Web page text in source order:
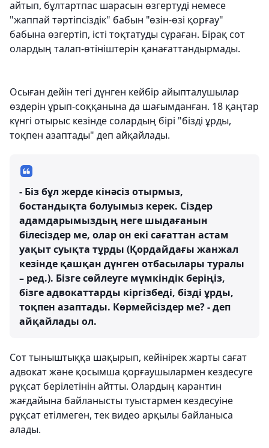
айтып, бұлтартпас шарасын өзгертуді немесе
"жаппай тәртіпсіздік" бабын "өзін-өзі қорғау"
бабына өзгертіп, істі тоқтатуды сұраған. Бірақ сот
олардың талап-өтініштерін қанағаттандырмады.
Осыған дейін тегі дүнген кейбір айыпталушылар
өздерін ұрып-соққанына да шағымданған. 18 қаңтар
күнгі отырыс кезінде солардың бірі "бізді ұрды,
тоқпен азаптады" деп айқайлады.
- Біз бұл жерде кінәсіз отырмыз,
бостандықта болуымыз керек. Сіздер
адамдарымыздың неге шыдағанын
білесіздер ме, олар он екі сағаттан астам
уақыт суықта тұрды (Қордайдағы жанжал
кезінде қашқан дүнген отбасылары туралы
– ред.). Бізге сөйлеуге мүмкіндік беріңіз,
бізге адвокаттарды кіргізбеді, бізді ұрды,
тоқпен азаптады. Көрмейсіздер ме? - деп
айқайлады ол.
Сот тыныштыққа шақырып, кейінірек жарты сағат
адвокат және қосымша қорғаушылармен кездесуге
рұқсат берілетінін айтты. Олардың карантин
жағдайына байланысты туыстармен кездесуіне
рұқсат етілмеген, тек видео арқылы байланыса
алады.